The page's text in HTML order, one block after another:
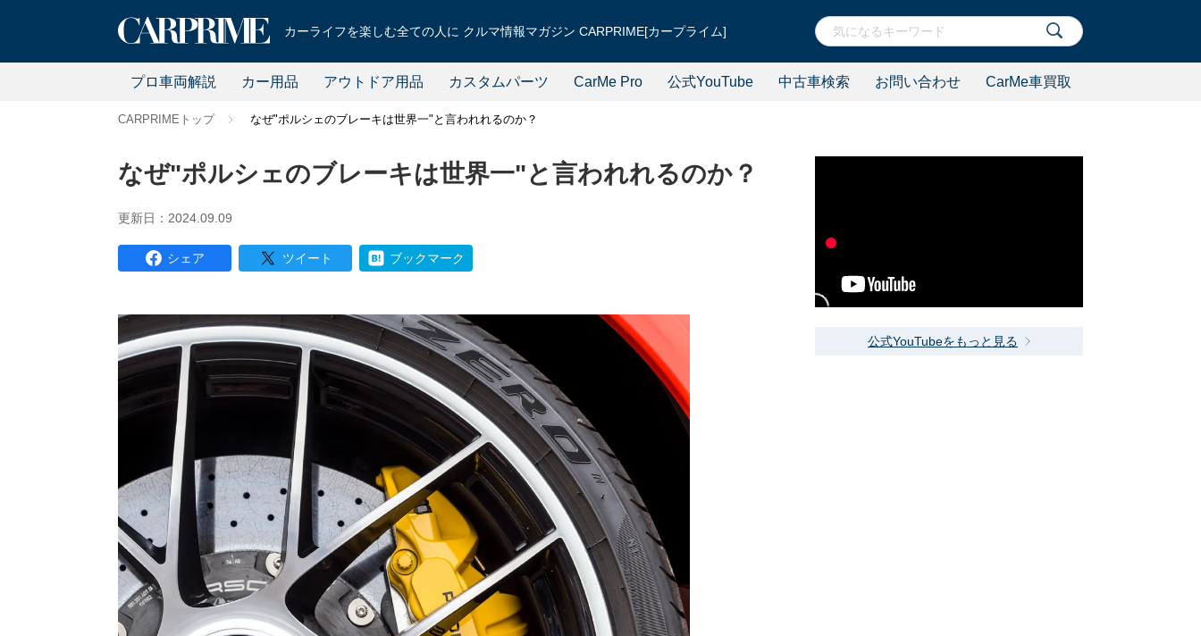
カーライフを楽しむ全ての人に クルマ情報マガジン CARPRIME[カープライム]
プロ車両解説 カー用品 アウトドア用品 カスタムパーツ CarMe Pro 公式YouTube 中古車検索 お問い合わせ CarMe車買取
CARPRIMEトップ なぜ"ポルシェのブレーキは世界一"と言われれるのか？
なぜ"ポルシェのブレーキは世界一"と言われれるのか？
更新日：2024.09.09
シェア ツイート ブックマーク
公式YouTubeをもっと見る